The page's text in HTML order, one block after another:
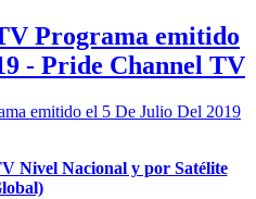
Programa emitido
- Pride Channel TV
Nivel Nacional y por Satélite